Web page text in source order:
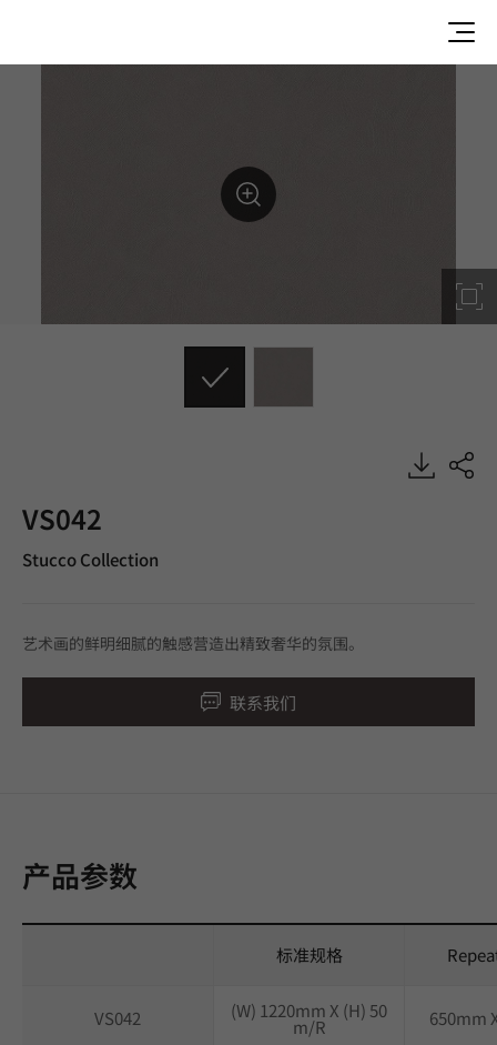
VS042
Stucco Collection
艺术画的鲜明细腻的触感营造出精致奢华的氛围。
联系我们
产品参数
标准规格
VS042 (W) 1220mm X (H) 50
m/R 650mm